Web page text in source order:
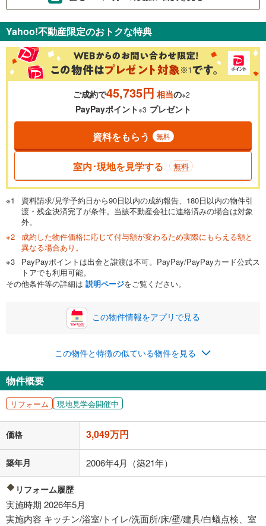
金利 ％
0.01%
一般的には最長35年まで借り入れ可能です。多くの金融機関
が完済時の年齢は80歳までを条件としています。
閉じる
頭金 万円
0万円 3,049万円
自己資金から住宅購入にかけられる金額を入力してくださ
い。一般的には物件価格の2割までが目安です。
閉じる
ボーナス
万円
0円
ナス時の増額分（1回分）を入力してください。
ボーナス払いの限度額は金融機関によって異なります。
閉じる
月々の返済額
る値は、実際の金融機関等における貸出金利とは何ら関係がなく、実際
の金融機関等における貸出金利を何ら保証するものではありません。返
済方法「元利均等返済」にて算出しております。入力された金利を35年
適用した場合の計算結果を表示しています。
借り入れの際は各金融機関等に、必ずご自身でご確認をお願いいたしま
す。
条件によってお借り入れができないことがあります。
Yahoo!不動産限定のおトクな特典
ご成約で45,735円 相当の※2
PayPayポイント※3 プレゼント
資料をもらう 無料
室内･現地を見学する 無料
資料請求/見学予約日から90日以内の成約報告、180日以内の物件引
渡・残金決済完了が条件。当該不動産会社に連絡済みの場合は対象
外。
成約した物件価格に応じて付与額が変わるため実際にもらえる額と
異なる場合あり。
PayPayポイントは出金と譲渡は不可。PayPay/PayPayカード公式ス
トアでも利用可能。
その他条件等の詳細は 説明ページをご覧ください。
この物件情報をアプリで見る
この物件と特徴の似ている物件を見る
物件概要
リフォーム 現地見学会開催中
価格 3,049万円
築年月 2006年4月（築21年）
リフォーム履歴
実施時期 2026年5月
実施内容 キッチン/浴室/トイレ/洗面所/床/壁/建具/白蟻点検、室